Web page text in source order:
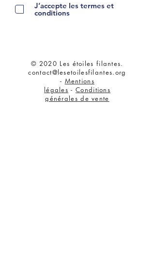
J’accepte les termes et
conditions
© 2020 Les étoiles filantes.
contact@lesetoilesfilantes.org
- Mentions
légales - Conditions
générales de vente